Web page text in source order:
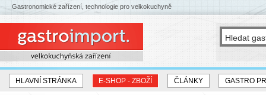
HLAVNÍ STRÁNKA E-SHOP - ZBOŽÍ ČLÁNKY GASTRO
Gastronomické zařízení, technologie pro velkokuchyně